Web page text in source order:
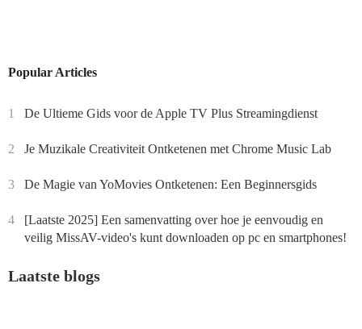
Popular Articles
1 De Ultieme Gids voor de Apple TV Plus Streamingdienst
2 Je Muzikale Creativiteit Ontketenen met Chrome Music Lab
3 De Magie van YoMovies Ontketenen: Een Beginnersgids
4
[Laatste 2025] Een samenvatting over hoe je eenvoudig en
veilig MissAV-video's kunt downloaden op pc en smartphones!
Laatste blogs